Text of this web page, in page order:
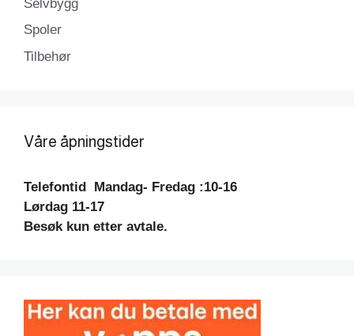
Selvbygg
Spoler
Tilbehør
Våre åpningstider
Telefontid Mandag- Fredag :10-16
Lørdag 11-17
Besøk kun etter avtale.